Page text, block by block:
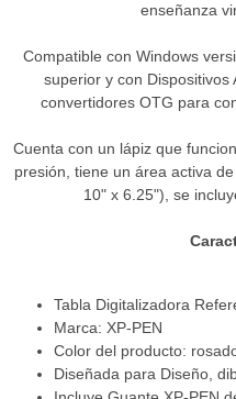
enseñanza
Compatible con Windows
superior y con Dispositivos
convertidores OTG para
Cuenta con un lápiz que
presión, tiene un área activa
10" x 6.25"), se
Tabla Digitalizadora
Marca: XP-PEN
Color del producto:
Diseñada para Diseño,